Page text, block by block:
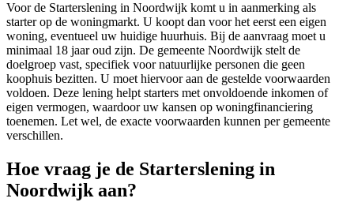
Voor de Starterslening in Noordwijk komt u in aanmerking als
starter op de woningmarkt. U koopt dan voor het eerst een eigen
woning, eventueel uw huidige huurhuis. Bij de aanvraag moet u
minimaal 18 jaar oud zijn. De gemeente Noordwijk stelt de
doelgroep vast, specifiek voor natuurlijke personen die geen
koophuis bezitten. U moet hiervoor aan de gestelde voorwaarden
voldoen. Deze lening helpt starters met onvoldoende inkomen of
eigen vermogen, waardoor uw kansen op woningfinanciering
toenemen. Let wel, de exacte voorwaarden kunnen per gemeente
verschillen.
Hoe vraag je de Starterslening in
Noordwijk aan?